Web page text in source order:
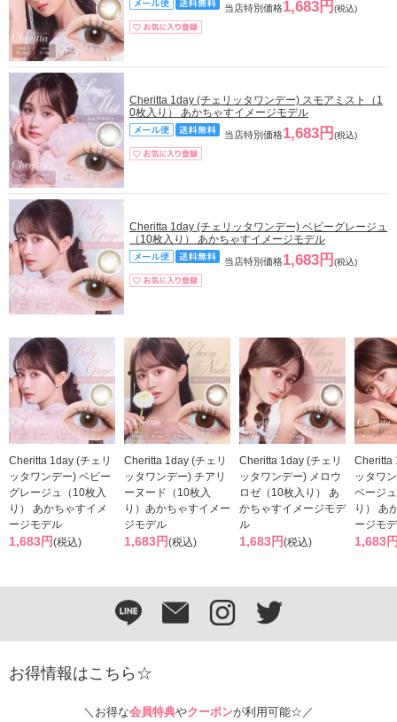
当店特別価格1,683円 (税込)
Cheritta 1day (チェリッタワンデー) スモアミスト（1
0枚入り） あかちゃすイメージモデル
当店特別価格1,683円 (税込)
Cheritta 1day (チェリッタワンデー) ベビーグレージュ
（10枚入り） あかちゃすイメージモデル
当店特別価格1,683円 (税込)
Cheritta 1day (チェリ
ッタワンデー) ベビー
グレージュ（10枚入
り） あかちゃすイメ
ージモデル
1,683円(税込)
Cheritta 1day (チェリ
ッタワンデー) チアリ
ーヌード（10枚入
り）あかちゃすイメー
ジモデル
1,683円(税込)
Cheritta 1day (チェリ
ッタワンデー) メロウ
ロゼ（10枚入り） あ
かちゃすイメージモデ
ル
1,683円(税込)
Cheritta
ッタワ
ベージ
り） あ
ージモ
1,683
お得情報はこちら☆
＼お得な会員特典やクーポンが利用可能☆／